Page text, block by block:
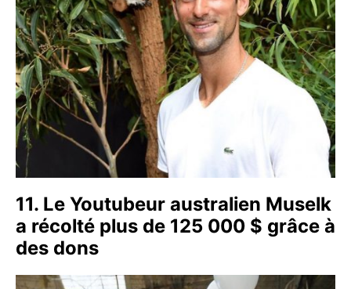
11. Le Youtubeur australien Muselk
a récolté plus de 125 000 $ grâce à
des dons